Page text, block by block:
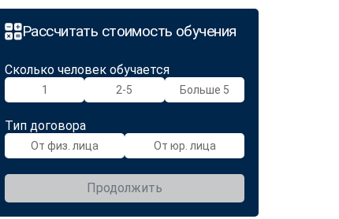
Рассчитать стоимость обучения
Сколько человек обучается
1 2-5 Больше 5
Тип договора
От физ. лица От юр. лица
Продолжить